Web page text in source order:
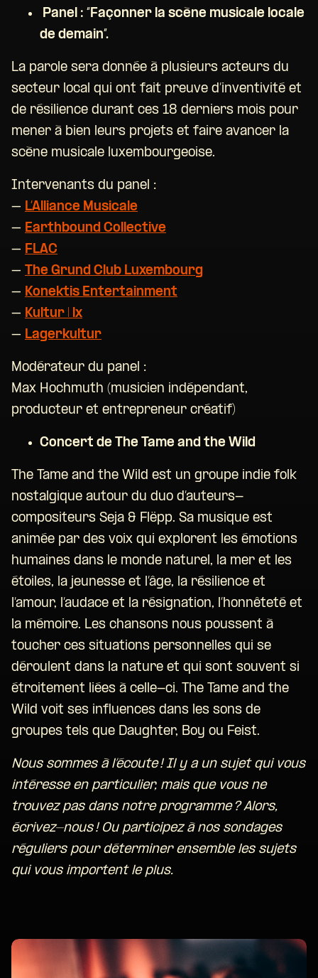
Panel : “Façonner la scène musicale locale
de demain”.
La parole sera donnée à plusieurs acteurs du
secteur local qui ont fait preuve d’inventivité et
de résilience durant ces 18 derniers mois pour
mener à bien leurs projets et faire avancer la
scène musicale luxembourgeoise.
Intervenants du panel :
– L’Alliance Musicale
– Earthbound Collective
– FLAC
– The Grund Club Luxembourg
– Konektis Entertainment
– Kultur | lx
– Lagerkultur
Modérateur du panel :
Max Hochmuth (musicien indépendant,
producteur et entrepreneur créatif)
Concert de The Tame and the Wild
The Tame and the Wild est un groupe indie folk
nostalgique autour du duo d’auteurs-
compositeurs Seja & Flëpp. Sa musique est
animée par des voix qui explorent les émotions
humaines dans le monde naturel, la mer et les
étoiles, la jeunesse et l’âge, la résilience et
l’amour, l’audace et la résignation, l’honnêteté et
la mémoire. Les chansons nous poussent à
toucher ces situations personnelles qui se
déroulent dans la nature et qui sont souvent si
étroitement liées à celle-ci. The Tame and the
Wild voit ses influences dans les sons de
groupes tels que Daughter, Boy ou Feist.
Nous sommes à l’écoute ! Il y a un sujet qui vous
intéresse en particulier, mais que vous ne
trouvez pas dans notre programme ? Alors,
écrivez-nous ! Ou participez à nos sondages
réguliers pour déterminer ensemble les sujets
qui vous importent le plus.